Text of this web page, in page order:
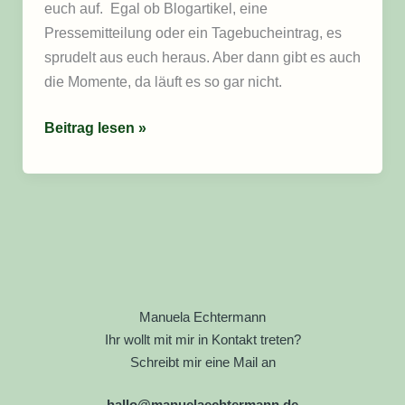
euch auf. Egal ob Blogartikel, eine
Pressemitteilung oder ein Tagebucheintrag, es
sprudelt aus euch heraus. Aber dann gibt es auch
die Momente, da läuft es so gar nicht.
Beitrag lesen »
Manuela Echtermann
Ihr wollt mit mir in Kontakt treten?
Schreibt mir eine Mail an